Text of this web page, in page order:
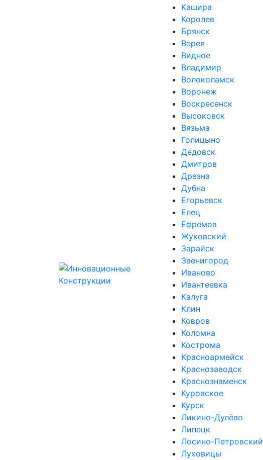
Кашира
Королев
Брянск
Верея
Видное
Владимир
Волоколамск
Воронеж
Воскресенск
Высоковск
Вязьма
Голицыно
Дедовск
Дмитров
Дрезна
Дубна
Егорьевск
Елец
Ефремов
Жуковский
Зарайск
Звенигород
Иваново
Ивантеевка
Калуга
Клин
Ковров
Коломна
Кострома
Красноармейск
Краснозаводск
Краснознаменск
Куровское
Курск
Ликино-Дулёво
Липецк
Лосино-Петровский
Луховицы